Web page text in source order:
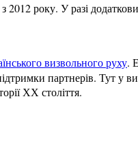
2012 року. У разі
визвольного руху.
партнерів. Тут у
ХХ століття.